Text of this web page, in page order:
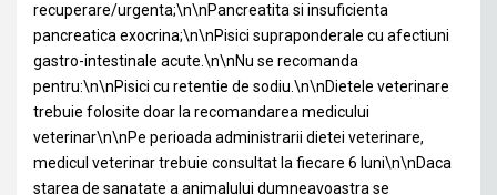
recuperare/urgenta;\n\nPancreatita si insuficienta
pancreatica exocrina;\n\nPisici supraponderale cu afectiuni
gastro-intestinale acute.\n\nNu se recomanda
pentru:\n\nPisici cu retentie de sodiu.\n\nDietele veterinare
trebuie folosite doar la recomandarea medicului
veterinar\n\nPe perioada administrarii dietei veterinare,
medicul veterinar trebuie consultat la fiecare 6 luni\n\nDaca
starea de sanatate a animalului dumneavoastra se